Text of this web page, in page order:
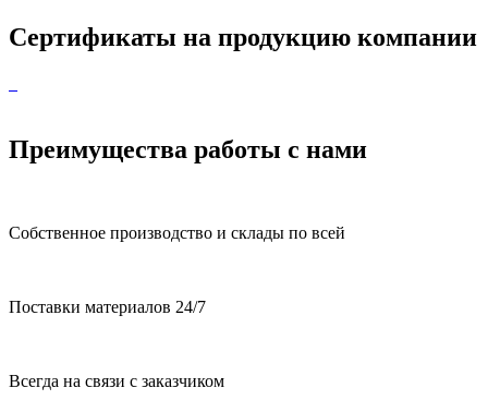
Сертификаты на продукцию компании
Преимущества работы с нами
Собственное производство и склады по всей
Поставки материалов 24/7
Всегда на связи с заказчиком